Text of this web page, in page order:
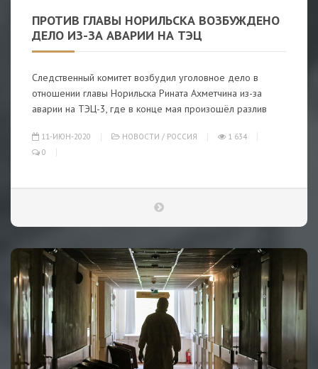
ПРОТИВ ГЛАВЫ НОРИЛЬСКА ВОЗБУЖДЕНО
ДЕЛО ИЗ-ЗА АВАРИИ НА ТЭЦ
Следственный комитет возбудил уголовное дело в
отношении главы Норильска Рината Ахметчина из-за
аварии на ТЭЦ-3, где в конце мая произошёл разлив
11-ИЮН-2020 НОВОСТИ / РОССИЯ
1 634
0